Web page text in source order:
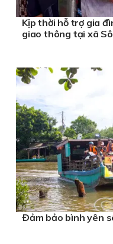
Kịp thời hỗ trợ gia
giao thông tại xã
Ðảm bảo bình yên